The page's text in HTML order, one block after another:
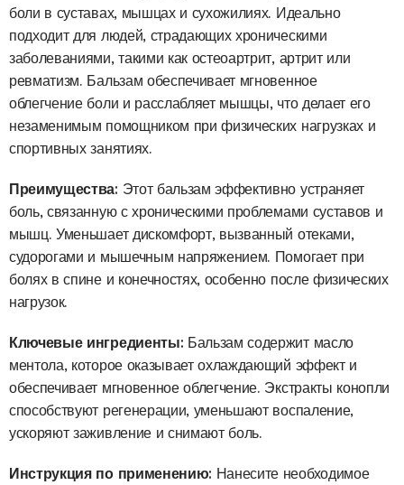
боли в суставах, мышцах и сухожилиях. Идеально
подходит для людей, страдающих хроническими
заболеваниями, такими как остеоартрит, артрит или
ревматизм. Бальзам обеспечивает мгновенное
облегчение боли и расслабляет мышцы, что делает его
незаменимым помощником при физических нагрузках и
спортивных занятиях.
Преимущества: Этот бальзам эффективно устраняет
боль, связанную с хроническими проблемами суставов и
мышц. Уменьшает дискомфорт, вызванный отеками,
судорогами и мышечным напряжением. Помогает при
болях в спине и конечностях, особенно после физических
нагрузок.
Ключевые ингредиенты: Бальзам содержит масло
ментола, которое оказывает охлаждающий эффект и
обеспечивает мгновенное облегчение. Экстракты конопли
способствуют регенерации, уменьшают воспаление,
ускоряют заживление и снимают боль.
Инструкция по применению: Нанесите необходимое